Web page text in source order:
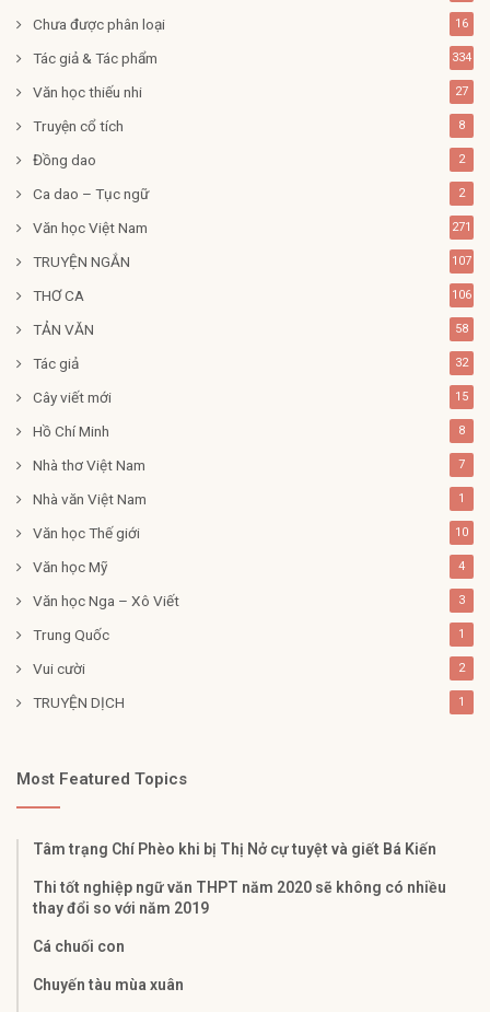
Chưa được phân loại 16
Tác giả & Tác phẩm 334
Văn học thiếu nhi 27
Truyện cổ tích 8
Đồng dao 2
Ca dao – Tục ngữ 2
Văn học Việt Nam 271
TRUYỆN NGẮN 107
THƠ CA 106
TẢN VĂN 58
Tác giả 32
Cây viết mới 15
Hồ Chí Minh 8
Nhà thơ Việt Nam 7
Nhà văn Việt Nam 1
Văn học Thế giới 10
Văn học Mỹ 4
Văn học Nga – Xô Viết 3
Trung Quốc 1
Vui cười 2
TRUYỆN DỊCH 1
Most Featured Topics
Tâm trạng Chí Phèo khi bị Thị Nở cự tuyệt và giết Bá Kiến
Thi tốt nghiệp ngữ văn THPT năm 2020 sẽ không có nhiều
thay đổi so với năm 2019
Cá chuối con
Chuyến tàu mùa xuân